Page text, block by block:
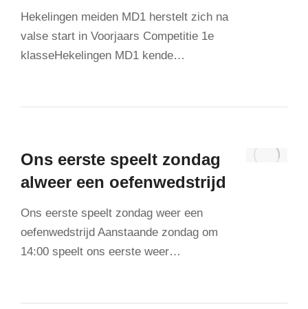
Hekelingen meiden MD1 herstelt zich na
valse start in Voorjaars Competitie 1e
klasseHekelingen MD1 kende…
Ons eerste speelt zondag
alweer een oefenwedstrijd
Ons eerste speelt zondag weer een
oefenwedstrijd Aanstaande zondag om
14:00 speelt ons eerste weer…